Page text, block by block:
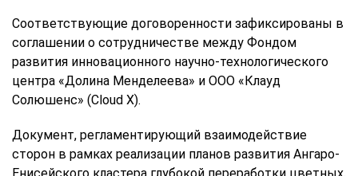
Соответствующие договоренности зафиксированы в
соглашении о сотрудничестве между Фондом
развития инновационного научно-технологического
центра «Долина Менделеева» и ООО «Клауд
Солюшенс» (Cloud X).
Документ, регламентирующий взаимодействие
сторон в рамках реализации планов развития Ангаро-